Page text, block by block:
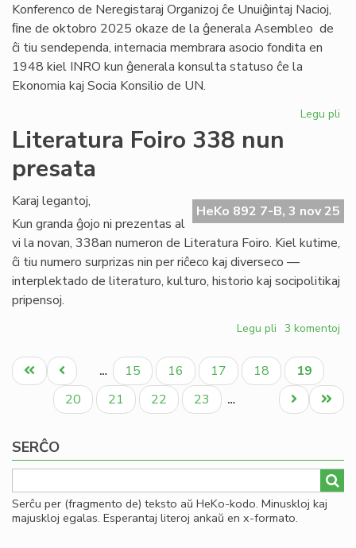
Konferenco de Neregistaraj Organizoj ĉe Unuiĝintaj Nacioj,
ﬁne de oktobro 2025 okaze de la ĝenerala Asembleo de
ĉi tiu sendependa, internacia membrara asocio fondita en
1948 kiel INRO kun ĝenerala konsulta statuso ĉe la
Ekonomia kaj Socia Konsilio de UN.
Legu pli
de
Literatura Foiro 338 nun
presata
HeKo 892 7-B, 3 nov 25
Karaj legantoj,
Kun granda ĝojo ni prezentas al
vi la novan, 338an numeron de Literatura Foiro. Kiel kutime,
ĉi tiu numero surprizas nin per riĉeco kaj diverseco —
interplektado de literaturo, kulturo, historio kaj socipolitikaj
pripensoj.
Legu pli pri
Foiro
338
nun
presata
3 komentoj
Pagination
Unua
paĝo
Antaŭa
paĝo
… Paĝo
15 Paĝo
16 Paĝo
17 Paĝo
18
Aktuala
paĝo
19
Paĝo
20 Paĝo
21 Paĝo
22 Paĝo
23 …
Last
page
Next
page
SERĈO
Serĉu per (fragmento de) teksto aŭ HeKo-kodo. Minuskloj kaj
majuskloj egalas. Esperantaj literoj ankaŭ en x-formato.